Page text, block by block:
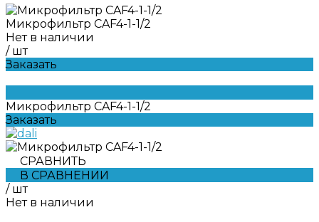
Микрофильтр CAF4-1-1/2
Нет в наличии
/ шт
Заказать
Микрофильтр CAF4-1-1/2
Заказать
СРАВНИТЬ
В СРАВНЕНИИ
/ шт
Нет в наличии